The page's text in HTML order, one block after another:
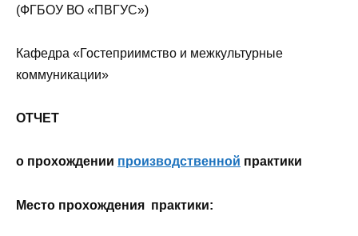
(ФГБОУ ВО «ПВГУС»)
Кафедра «Гостеприимство и межкультурные
коммуникации»
ОТЧЕТ
о прохождении производственной практики
Место прохождения практики: